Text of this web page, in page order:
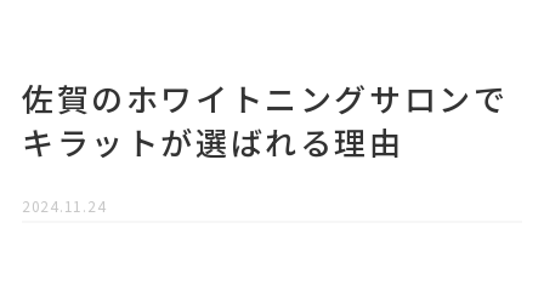
佐賀のホワイトニングサロンで
キラットが選ばれる理由
2024.11.24